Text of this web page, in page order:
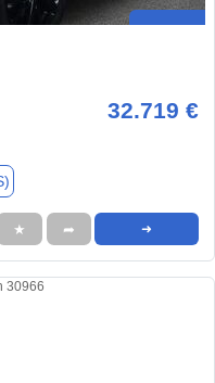
32.719 €
★ ➦ ➜